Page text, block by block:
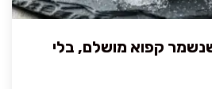
קפוא מושלם, בלי